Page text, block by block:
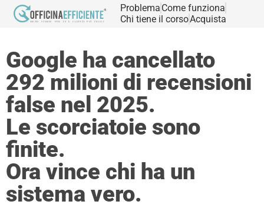
Problema Come funziona
Chi tiene il corsoAcquista
Google ha cancellato
292 milioni di recensioni
false nel 2025.
Le scorciatoie sono
finite.
Ora vince chi ha un
sistema vero.